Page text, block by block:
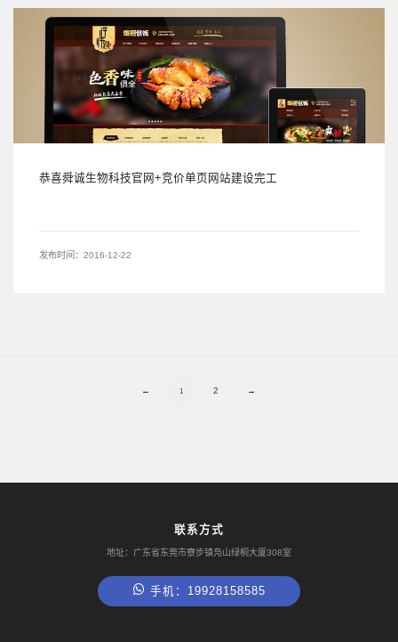
恭喜舜诚生物科技官网+竞价单页网站建设完工
发布时间：2016-12-22
← 1 2 →
联系方式
地址：广东省东莞市寮步镇凫山绿桐大厦308室
手机：19928158585